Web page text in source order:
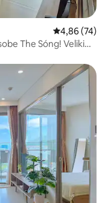
Prosječna
4,86 (74)
The Sóng! Veliki